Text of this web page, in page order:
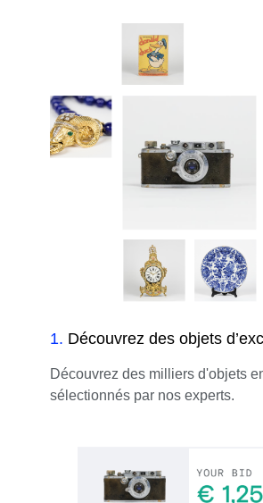
1. Découvrez des objets
Découvrez des milliers d'objets
sélectionnés par nos experts.